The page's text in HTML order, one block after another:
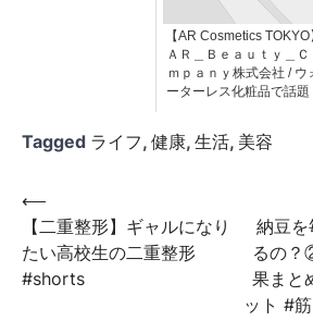
【AR Cosmetics TOKYO
ＡＲ＿Ｂｅａｕｔｙ＿Ｃ
ｍｐａｎｙ株式会社 / ウ
ーターレス化粧品で話題
Tagged ライフ, 健康, 生活, 美容
投
稿
ナ
⟵
【二重整形】ギャルになり
たい高校生の二重整形
#shorts
納豆を
るの？
果まと
ット #